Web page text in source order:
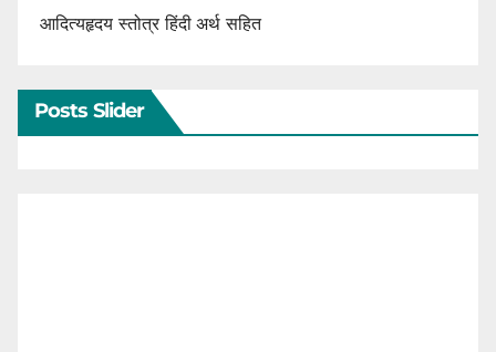
आदित्यहृदय स्तोत्र हिंदी अर्थ सहित
Posts Slider